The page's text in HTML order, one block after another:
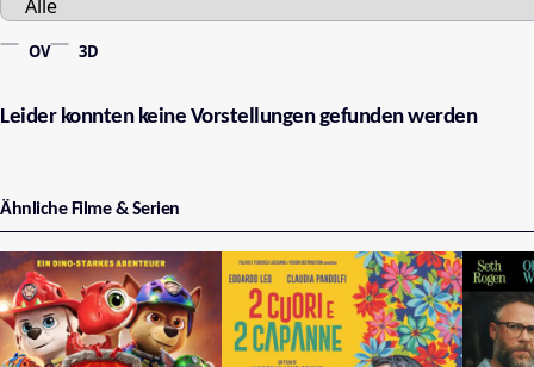
OV 3D
Leider konnten keine Vorstellungen gefunden werden
Ähnliche Filme & Serien